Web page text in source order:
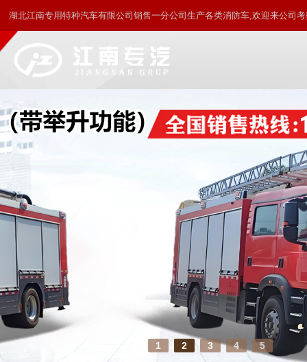
湖北江南专用特种汽车有限公司销售一分公司生产各类消防车,欢迎来公司
1 2 3 4 5